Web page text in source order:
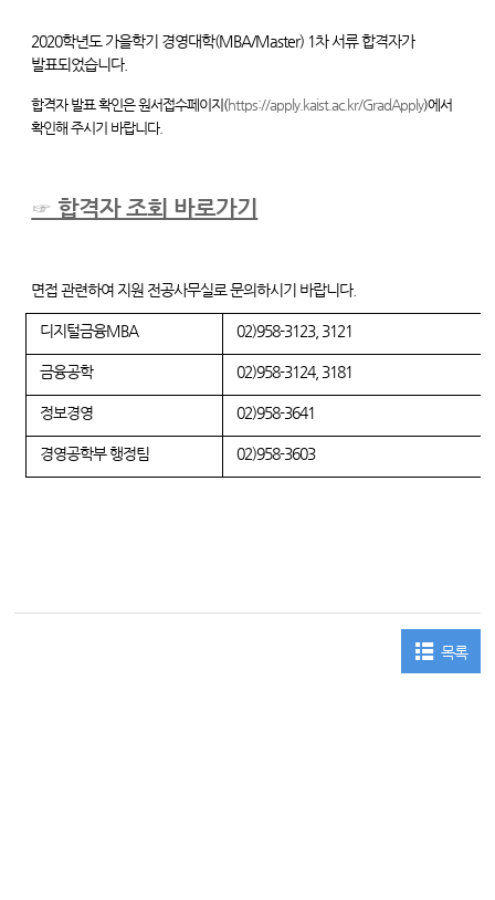
2020학년도 가을학기 경영대학(MBA/Master) 1차 서류 합격자가
발표되었습니다.
합격자 발표 확인은 원서접수페이지(https://apply.kaist.ac.kr/GradApply)에서
확인해 주시기 바랍니다.
☞ 합격자 조회 바로가기
면접 관련하여 지원 전공사무실로 문의하시기 바랍니다.
디지털금융MBA 02)958-3123, 3121
금융공학 02)958-3124, 3181
정보경영 02)958-3641
경영공학부 행정팀 02)958-3603
목록